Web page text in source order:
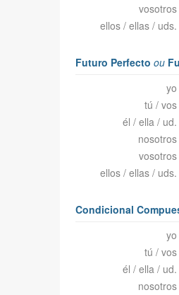
vosotros
ellos / ellas / uds.
Futuro Perfecto ou
yo
tú / vos
él / ella / ud.
nosotros
vosotros
ellos / ellas / uds.
Condicional
yo
tú / vos
él / ella / ud.
nosotros